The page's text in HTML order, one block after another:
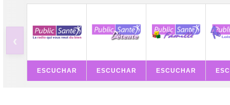
‹
ESCUCHAR ESCUCHAR ESCUCHAR